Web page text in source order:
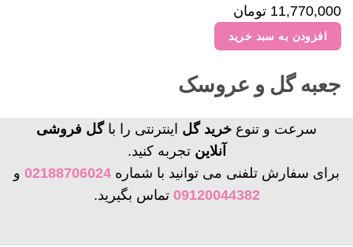
11,770,000 تومان
افزودن به سبد خرید
جعبه گل و عروسک
سرعت و تنوع خرید گل اینترنتی را باگل فروشی
آنلاین تجربه کنید.
برای سفارش تلفنی می توانید با شماره 02188706024 و
09120044382 تماس بگیرید.